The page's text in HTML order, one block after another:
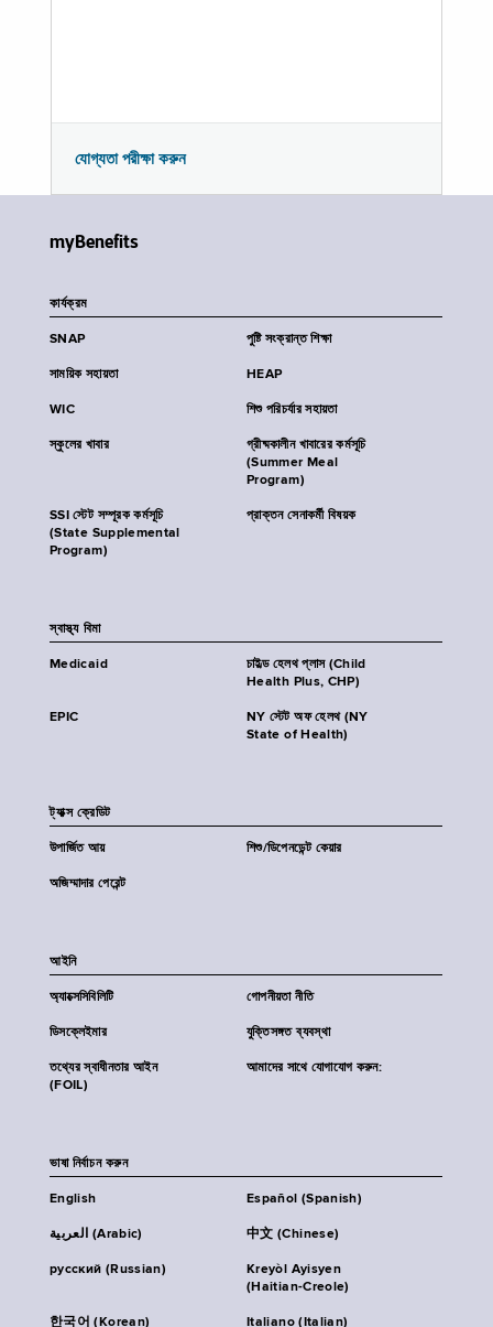
যোগ্যতা পরীক্ষা করুন
myBenefits
কার্যক্রম
SNAP পুষ্টি সংক্রান্ত শিক্ষা
সাময়িক সহায়তা HEAP
WIC শিশু পরিচর্যার সহায়তা
স্কুলের খাবার
গ্রীষ্মকালীন খাবারের কর্মসূচি
(Summer Meal
Program)
SSI স্টেট সম্পূরক কর্মসূচি
(State Supplemental
Program)
প্রাক্তন সেনাকর্মী বিষয়ক
স্বাস্থ্য বিমা
Medicaid
চাইল্ড হেলথ প্লাস (Child
Health Plus, CHP)
EPIC
NY স্টেট অফ হেলথ (NY
State of Health)
ট্যাক্স ক্রেডিট
উপার্জিত আয় শিশু/ডিপেনডেন্ট কেয়ার
অজিম্মাদার পেরেন্ট
আইনি
অ্যাক্সেসিবিলিটি গোপনীয়তা নীতি
ডিসক্লেইমার যুক্তিসঙ্গত ব্যবস্থা
তথ্যের স্বাধীনতার আইন
(FOIL)
আমাদের সাথে যোগাযোগ করুন:
ভাষা নির্বাচন করুন
English Español (Spanish)
العربية (Arabic) 中文 (Chinese)
русский (Russian)
Kreyòl Ayisyen
(Haitian-Creole)
한국어 (Korean) Italiano (Italian)